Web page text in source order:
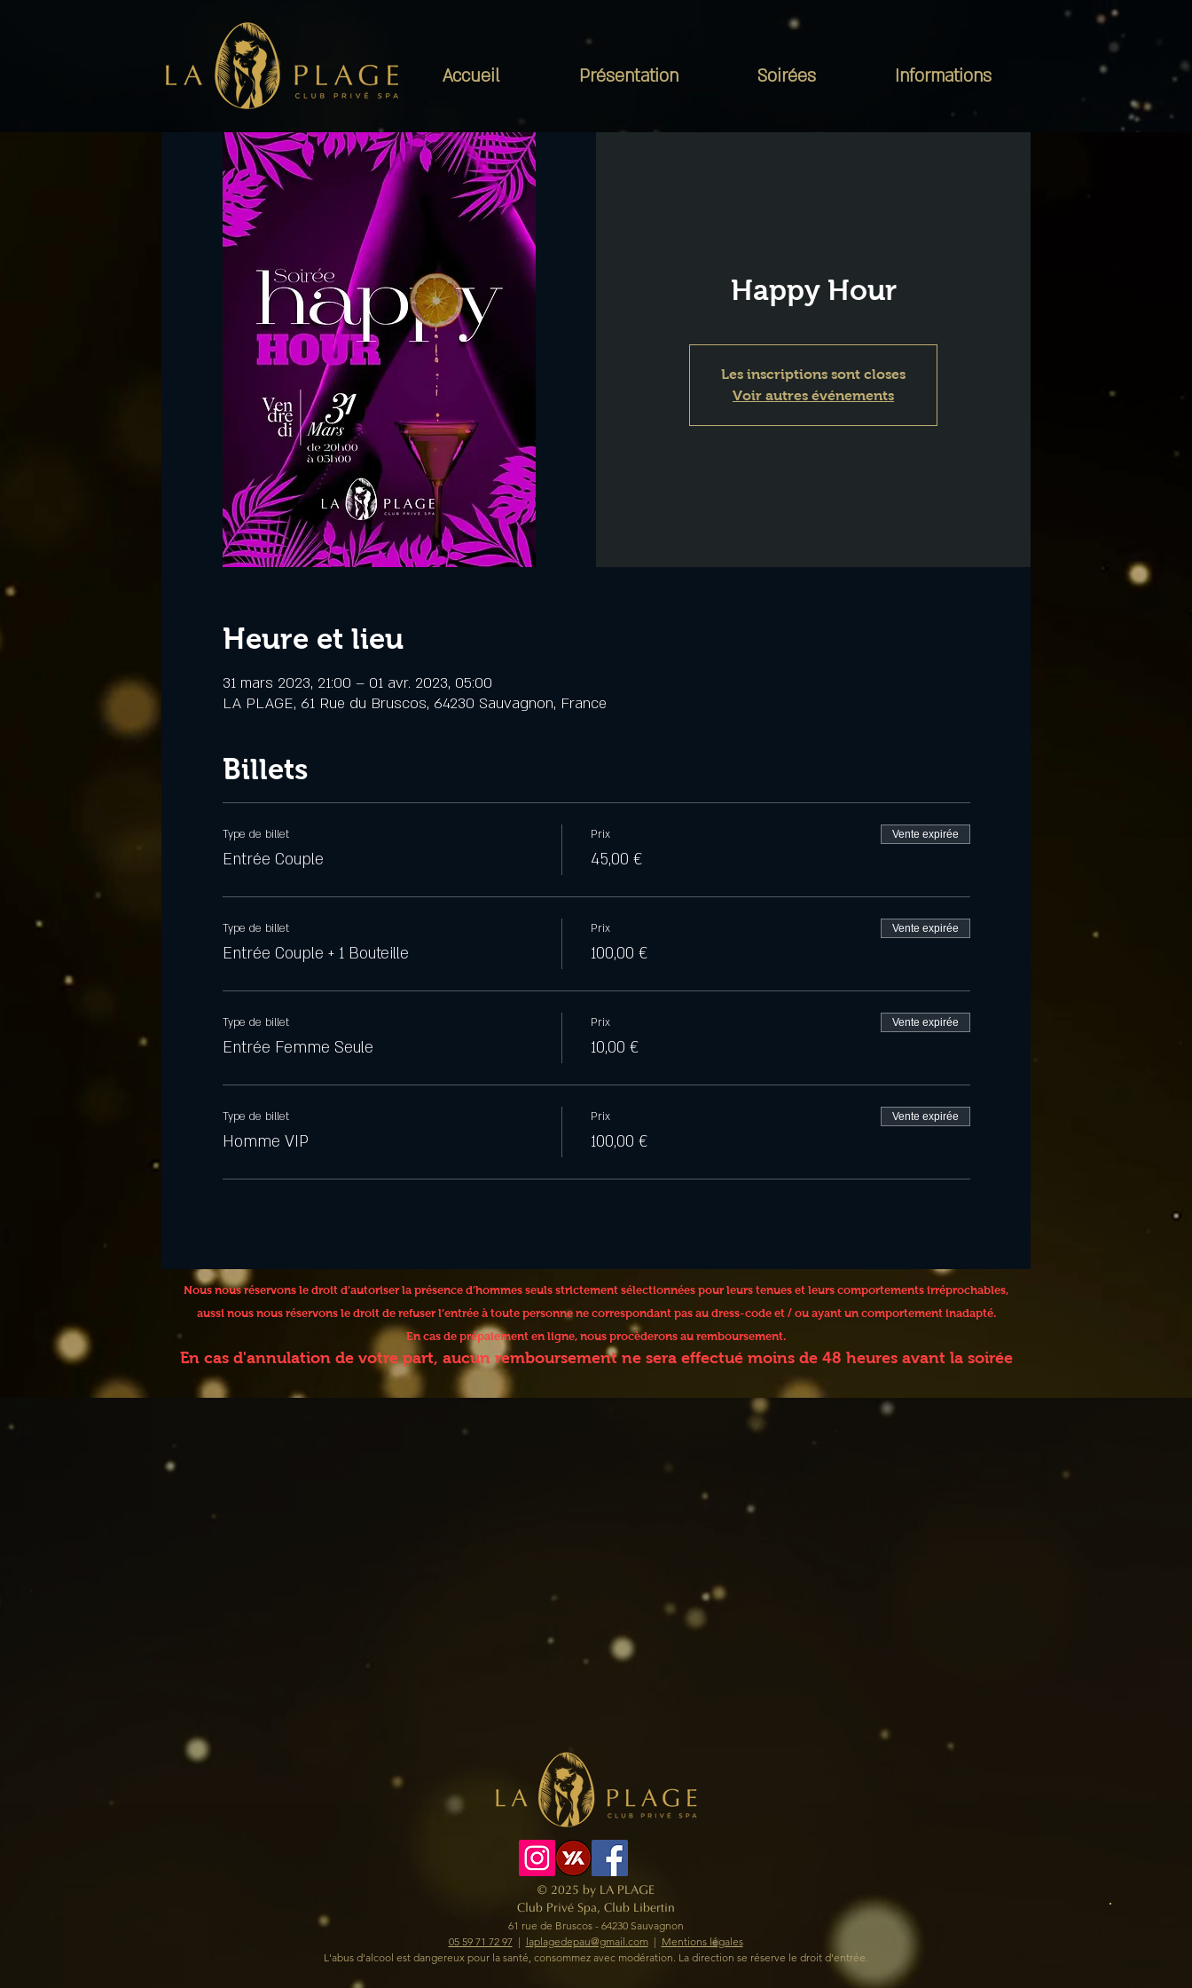
Accueil Présentation Soirées Informations
Happy Hour
Les inscriptions sont closes
Voir autres événements
Heure et lieu
31 mars 2023, 21:00 – 01 avr. 2023, 05:00
LA PLAGE, 61 Rue du Bruscos, 64230 Sauvagnon, France
Billets
Type de billet
Entrée Couple
Prix
45,00 €
Vente expirée
Type de billet
Entrée Couple + 1 Bouteille
Prix
100,00 €
Vente expirée
Type de billet
Entrée Femme Seule
Prix
10,00 €
Vente expirée
Type de billet
Homme VIP
Prix
100,00 €
Vente expirée
Nous nous réservons le droit d’autoriser la présence d’hommes seuls strictement sélectionnées pour leurs tenues et leurs comportements irréprochables,
aussi nous nous réservons le droit de refuser l’entrée à toute personne ne correspondant pas au dress-code et / ou ayant un comportement inadapté.
En cas de prépaiement en ligne, nous procèderons au remboursement.
En cas d'annulation de votre part, aucun remboursement ne sera effectué moins de 48 heures avant la soirée
© 2025 by LA PLAGE
Club Privé Spa, Club Libertin
61 rue de Bruscos - 64230 Sauvagnon
05 59 71 72 97​ | laplagedepau@gmail.com| Mentions légales
L'abus d'alcool est dangereux pour la santé, consommez avec modération. La direction se réserve le droit d'entrée.